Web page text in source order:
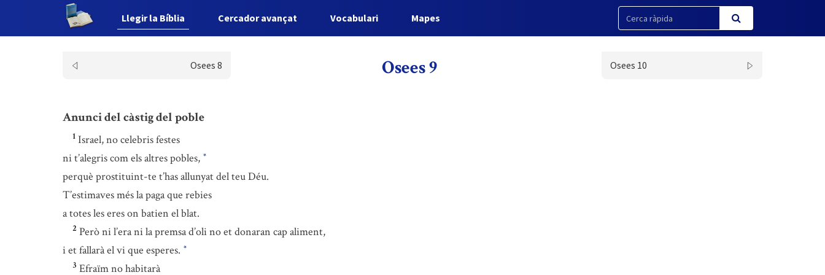
Llegir la Bíblia Cercador avançat Vocabulari Mapes
Osees 8 Osees 9 Osees 10
Anunci del càstig del poble
1 Israel, no celebris festes
ni t’alegris com els altres pobles, *
perquè prostituint-te t’has allunyat del teu Déu.
T’estimaves més la paga que rebies
a totes les eres on batien el blat.
2 Però ni l’era ni la premsa d’oli no et donaran cap aliment,
i et fallarà el vi que esperes. *
3 Efraïm no habitarà